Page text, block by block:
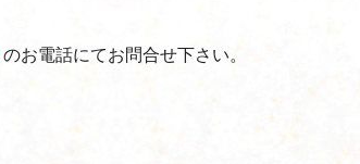
のお電話にてお問合せ下さい。